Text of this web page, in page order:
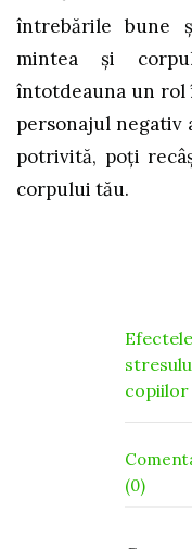
întrebările bune
mintea şi
întotdeauna un rol
personajul negativ
potrivită, poţi
corpului tău.
în
copiilor
(0)